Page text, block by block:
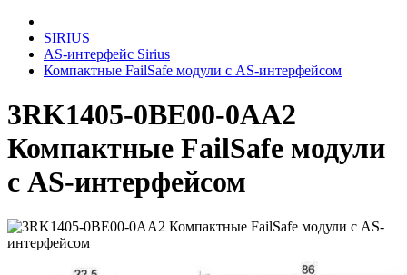
SIRIUS
AS-интерфейс Sirius
Компактные FailSafe модули с AS-интерфейсом
3RK1405-0BE00-0AA2
Компактные FailSafe модули
с AS-интерфейсом